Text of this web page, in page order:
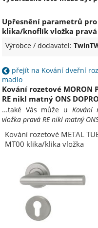
Upřesnění parametrů pro
klika/knoflík vložka pravá
Výrobce / dodavatel:
přejít na Kování dveřní
madlo
Kování rozetové
RE nikl matný ONS
...také Vás může u Kování
vložka pravá RE nikl matný ONS
Kování rozetové METAL
MT00 klika/klika vložka